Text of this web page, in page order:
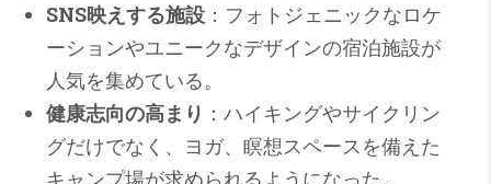
SNS映えする施設：フォトジェニックなロケ
ーションやユニークなデザインの宿泊施設が
人気を集めている。
健康志向の高まり ：ハイキングやサイクリン
グだけでなく、ヨガ、瞑想スペースを備えた
キャンプ場が求められるようになった。